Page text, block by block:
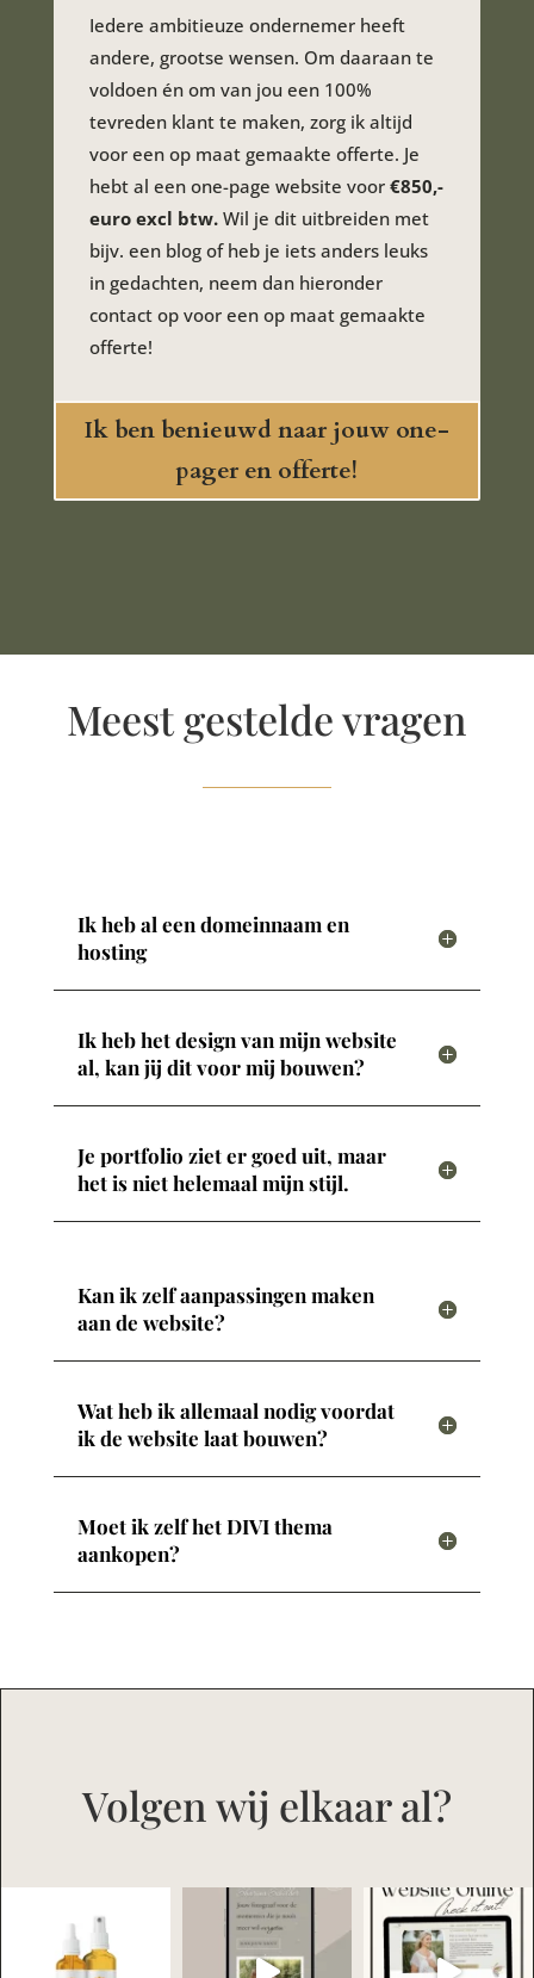
Iedere ambitieuze ondernemer heeft
andere, grootse wensen. Om daaraan te
voldoen én om van jou een 100%
tevreden klant te maken, zorg ik altijd
voor een op maat gemaakte offerte. Je
hebt al een one-page website voor €850,-
euro excl btw. Wil je dit uitbreiden met
bijv. een blog of heb je iets anders leuks
in gedachten, neem dan hieronder
contact op voor een op maat gemaakte
offerte!
Ik ben benieuwd naar jouw one-
pager en offerte!
Meest gestelde vragen
Ik heb al een domeinnaam en
hosting
Ik heb het design van mijn website
al, kan jij dit voor mij bouwen?
Je portfolio ziet er goed uit, maar
het is niet helemaal mijn stijl.
Kan ik zelf aanpassingen maken
aan de website?
Wat heb ik allemaal nodig voordat
ik de website laat bouwen?
Moet ik zelf het DIVI thema
aankopen?
Volgen wij elkaar al?